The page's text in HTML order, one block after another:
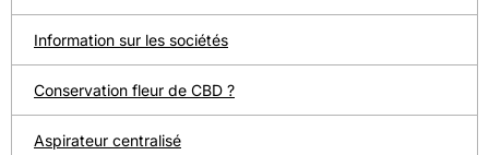
Information sur les sociétés
Conservation fleur de CBD ?
Aspirateur centralisé